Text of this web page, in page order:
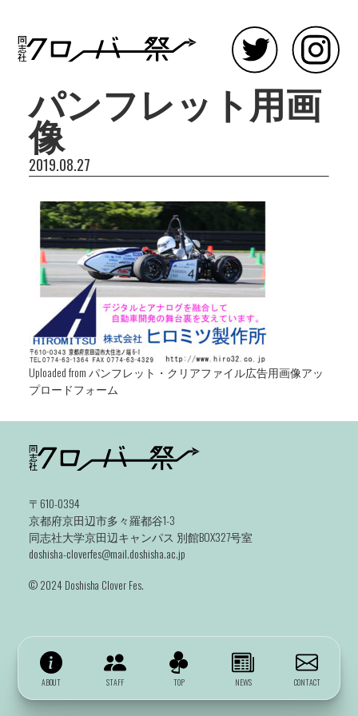
パンフレット用画
像
2019.08.27
Uploaded from パンフレット・クリアファイル広告用画像アッ
プロードフォーム
ABOUT STAFF TOP NEWS CONTACT
〒610-0394
京都府京田辺市多々羅都谷1-3
同志社大学京田辺キャンパス 別館BOX327号室
doshisha-cloverfes@mail.doshisha.ac.jp
©️ 2024 Doshisha Clover Fes.